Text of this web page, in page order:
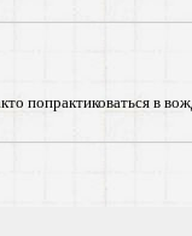
попрактиковаться в